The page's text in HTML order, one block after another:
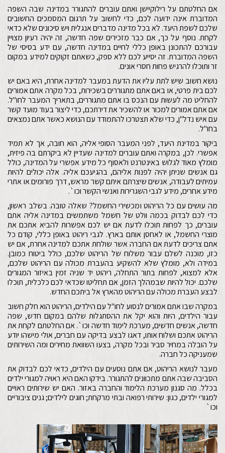
אם החלטתם על רילוקיישן ואתם עוברים להתגורר במדינה שבה השפה
המדוברת אינה ידועה לכם, כדי לחשוב על תרגום המסמכים החשובים
שלכם לשפת היעד. לא בכל מדינה מדברים אנגלית ויש סיכונים שלא כדאי
לקחת. נוסף על כך, אם כבר מזכירים שפה חדשה, זה יהיה רעיון מצויין
עבורכם להתכונן באופן כללי לחיים במדינה חדשה, עם ידע בסיסי של
השפה המדוברת. זה יסייע לכם ללא ספק, כשאתם זקוקים למידע במקום
זר ותוכלו להרגיש פחות חסרי אונים.
נושא חשוב שיש לתת עליו את הדעת במעבר למדינה אחרת, היא באם יש
לכם בית פרטי, או באם אתם מתגוררים בשכירות, בכל מקרה אתם אמורים
להחליט מה לעשות עם הנכס בו אתם מתגוררים, בתאריך המעבר לחו"ל.
אם אתם אמורים למכור או להשכיר את דירתכם, כדי ליצור בעוד מועד קשר
עם איש נדל"ן, כדי שלא תצטרכו להתמודד עם הנושא כאשר אתם נמצאים
בחו"ל.
ביקור במדינת היעד, לפני המעבר הסופי אליה, הוא חובה, אך לא תמיד
אפשרי. לכן, במקרה ואתם עוברים למדינה שעדיין לא ביקרתם בה פיזית,
מומלץ מאוד לגלוש באינטרנט ולאסוף כל מידע אפשרי על המדינה, כולל
גם אנשים שניתן יהיה לפנות אליהם, בהגיעכם אליה. אלה יכולים להיות
עמיתים לעבודה, אנשים שיצרתם איתם קשר מראש, דרך פורומים או אתרי
מידע אחרים, מידע לגבי השגרירות ואנשי הקשר וכו`.
מה עושים עם כל הריהוט ומכשירי החשמל? שאלה טובה. בשלב ראשון,
כדי לכם לבדוק בכמה וולט של חשמל משתמשים במדינה אליה אתם
עוברים, כך לפחות תוכלו לדעת אם יש לכם אפשרות להביא אתכם את
מוצרי החשמל, או לאחסן אותם בארץ. לגבי ריהוט באופן כללי, קודם כל
אתם צריכים לדעת אם החברה אשר שולחת אתכם למדינה אחרת, אם יש
כזו, מוכנה לשלם עבור משלוח של הריהוט שלכם, כולל ביטוח כמובן.
במידה ולא, מומלץ שלא להשקיע בהעברת מכולה עם הריהוט שלכם,
אלא למצוא, לפחות בתור התחלה, ריהוט יד שניה זמין באיזור המגורים
שלכם. יכול להיות שבמהלך הזמן, אם תחליטו שכדאי לכם כלכלית, תוכלו
לבצע העברת מכולה עם הריהוט מהארץ אל ביתכם החדש.
במקרה שבו אתם אמורים לנסוע לחו"ל עם הילדים, הריהוט הוא חלק חשוב
עבור הילדים, היות והוא יקל את ההסתגלות שלהם במקום חדש, שפה
חדשה, אנשים חדשים, מערכת לימוד חדשה וכו`. אם החלטתם לקחת את
הריהוט אתכם ושלוח אותו, דאגו לבצע בדיקה עם חברים, אולי מישהו יודע
על הובלה במחיר סביר ובכל מקרה, בצעו השוואת מחירים ומה השירותים
שמעניקה כל חברה.
מעבר לנושא הריהוט, אם אתם נוסעים עם הילדים, כדאי לכם לבדוק את
הסביבה שבה אתם מתכוונים להתגורר. בידקו האם היא ראויה למגורי ילדים
בכלל. מה סגנון מערכת הלימוד והחברה באזור. האם יש שירותים ראויים
למגורי ילדים, כגון: שירותי רפואה ובתי מרקחת; חוגים לילדים; גנים ציבוריים
וכו`